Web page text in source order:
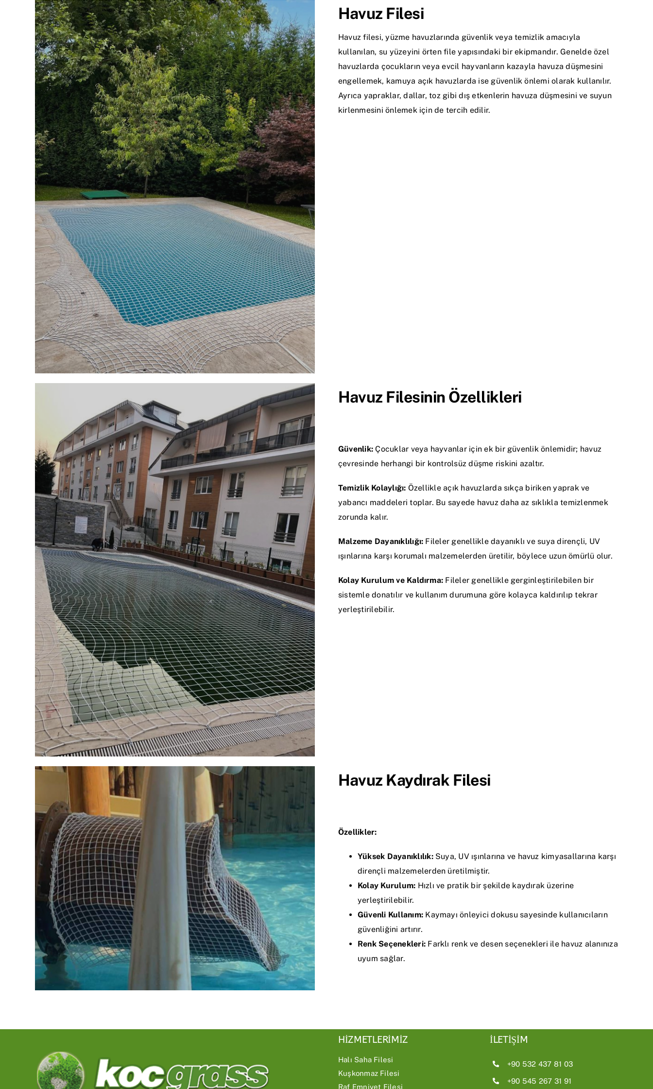
Havuz Filesi
Havuz filesi, yüzme havuzlarında güvenlik veya temizlik amacıyla
kullanılan, su yüzeyini örten file yapısındaki bir ekipmandır. Genelde özel
havuzlarda çocukların veya evcil hayvanların kazayla havuza düşmesini
engellemek, kamuya açık havuzlarda ise güvenlik önlemi olarak kullanılır.
Ayrıca yapraklar, dallar, toz gibi dış etkenlerin havuza düşmesini ve suyun
kirlenmesini önlemek için de tercih edilir.
Havuz Filesinin Özellikleri
Güvenlik: Çocuklar veya hayvanlar için ek bir güvenlik önlemidir; havuz
çevresinde herhangi bir kontrolsüz düşme riskini azaltır.
Temizlik Kolaylığı: Özellikle açık havuzlarda sıkça biriken yaprak ve
yabancı maddeleri toplar. Bu sayede havuz daha az sıklıkla temizlenmek
zorunda kalır.
Malzeme Dayanıklılığı: Fileler genellikle dayanıklı ve suya dirençli, UV
ışınlarına karşı korumalı malzemelerden üretilir, böylece uzun ömürlü olur.
Kolay Kurulum ve Kaldırma: Fileler genellikle gerginleştirilebilen bir
sistemle donatılır ve kullanım durumuna göre kolayca kaldırılıp tekrar
yerleştirilebilir.
Havuz Kaydırak Filesi
Özellikler:
Yüksek Dayanıklılık:Suya, UV ışınlarına ve havuz kimyasallarına karşı
dirençli malzemelerden üretilmiştir.
Kolay Kurulum: Hızlı ve pratik bir şekilde kaydırak üzerine
yerleştirilebilir.
Güvenli Kullanım: Kaymayı önleyici dokusu sayesinde kullanıcıların
güvenliğini artırır.
Renk Seçenekleri: Farklı renk ve desen seçenekleri ile havuz alanınıza
uyum sağlar.
HİZMETLERİMİZ
Halı Saha Filesi
Kuşkonmaz Filesi
Raf Emniyet Filesi
İLETİŞİM
+90 532 437 81 03
+90 545 267 31 91